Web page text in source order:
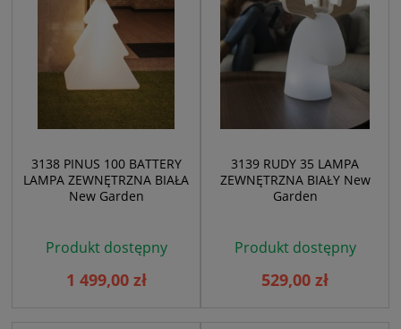
3138 PINUS 100 BATTERY
LAMPA ZEWNĘTRZNA BIAŁA
New Garden
Produkt dostępny
1 499,00 zł
3139 RUDY 35 LAMPA
ZEWNĘTRZNA BIAŁY New
Garden
Produkt dostępny
529,00 zł